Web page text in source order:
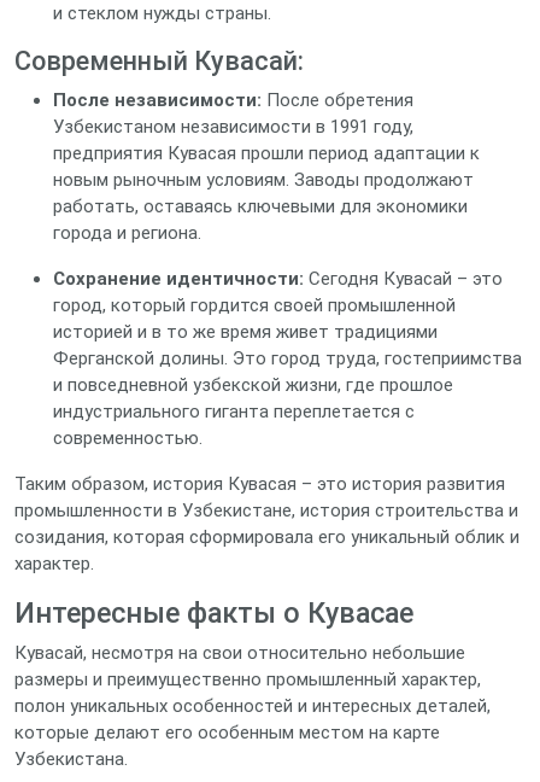
и стеклом нужды страны.
Современный Кувасай:
После независимости: После обретения
Узбекистаном независимости в 1991 году,
предприятия Кувасая прошли период адаптации к
новым рыночным условиям. Заводы продолжают
работать, оставаясь ключевыми для экономики
города и региона.
Сохранение идентичности: Сегодня Кувасай – это
город, который гордится своей промышленной
историей и в то же время живет традициями
Ферганской долины. Это город труда, гостеприимства
и повседневной узбекской жизни, где прошлое
индустриального гиганта переплетается с
современностью.
Таким образом, история Кувасая – это история развития
промышленности в Узбекистане, история строительства и
созидания, которая сформировала его уникальный облик и
характер.
Интересные факты о Кувасае
Кувасай, несмотря на свои относительно небольшие
размеры и преимущественно промышленный характер,
полон уникальных особенностей и интересных деталей,
которые делают его особенным местом на карте
Узбекистана.